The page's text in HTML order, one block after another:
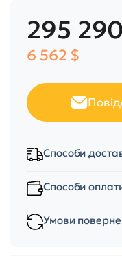
295
6 562 $
Способи
Способи
Умови